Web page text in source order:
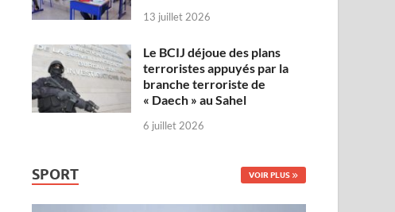
13 juillet 2026
Le BCIJ déjoue des plans
terroristes appuyés par la
branche terroriste de
« Daech » au Sahel
6 juillet 2026
SPORT VOIR PLUS